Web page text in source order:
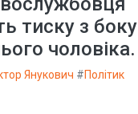
тиску з боку
чоловіка.
Янукович #Політик